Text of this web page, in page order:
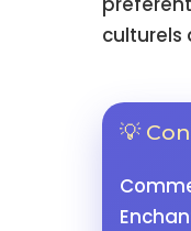
culturels
💡